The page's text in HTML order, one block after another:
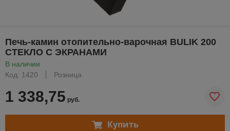
Печь-камин отопительно-варочная BULIK 200
СТЕКЛО С ЭКРАНАМИ
В наличии
Код: 1420
Розница
1 338,75 руб.
Купить